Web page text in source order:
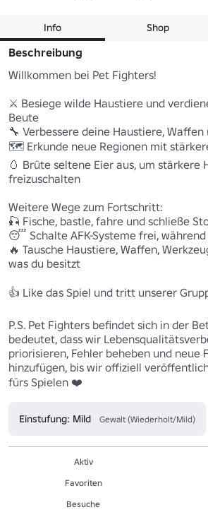
Info Shop
Beschreibung
Willkommen bei Pet Fighters!
⚔️ Besiege wilde Haustiere und
Beute
🔧 Verbessere deine Haustiere, Waffen
🗺️ Erkunde neue Regionen mit
🥚 Brüte seltene Eier aus, um stärkere
freizuschalten
Weitere Wege zum Fortschritt:
🎣 Fische, bastle, fahre und schließe
😴 Schalte AFK-Systeme frei,
🔥 Tausche Haustiere, Waffen,
was du besitzt
👍 Like das Spiel und tritt unserer
P.S. Pet Fighters befindet sich in der
bedeutet, dass wir
priorisieren, Fehler beheben und neue
hinzufügen, bis wir offiziell
fürs Spielen ❤️
Einstufung: Mild Gewalt (Wiederholt/Mild)
Aktiv
Favoriten
Besuche